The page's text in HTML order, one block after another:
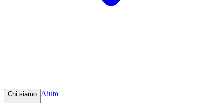
Chi siamo Aiuto